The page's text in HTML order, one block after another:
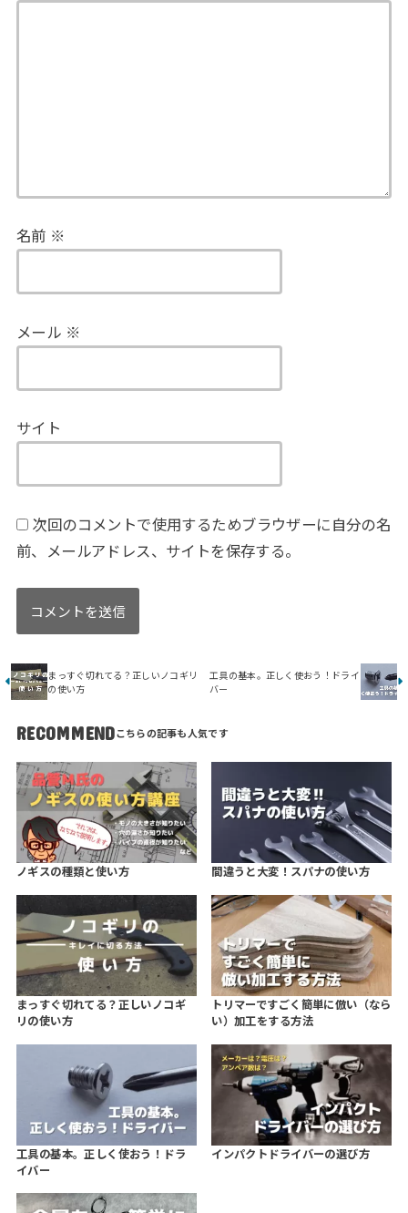
名前 ※
メール ※
サイト
次回のコメントで使用するためブラウザーに自分の名
前、メールアドレス、サイトを保存する。
まっすぐ切れてる？正しいノコギリ
の使い方
工具の基本。正しく使おう！ドライ
バー
RECOMMEND
ノギスの種類と使い方 間違うと大変！スパナの使い方
まっすぐ切れてる？正しいノコギ
リの使い方
トリマーですごく簡単に倣い（なら
い）加工をする方法
工具の基本。正しく使おう！ドラ
イバー
インパクトドライバーの選び方